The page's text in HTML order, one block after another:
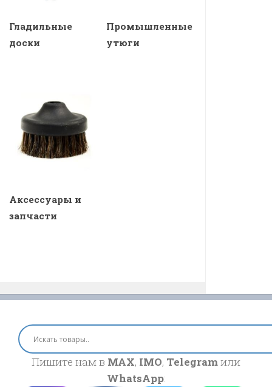
Гладильные
доски
Промышленные
утюги
Аксессуары и
запчасти
Пишите нам в MAX, IMO, Telegramили
WhatsApp: